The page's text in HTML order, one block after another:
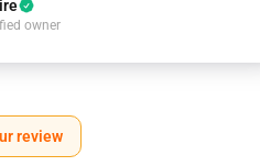
owner
review